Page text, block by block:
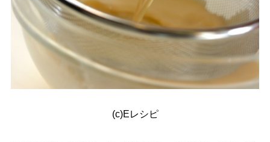
(c)Eレシピ